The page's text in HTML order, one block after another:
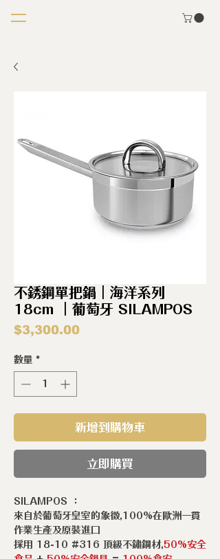
不銹鋼單把鍋｜海洋系列
18cm ｜葡萄牙 SILAMPOS
$3,300.00價
數量 *
新增到購物車
立即購買
SILAMPOS ：
來自於葡萄牙皇室的象徵,100%在歐洲一貫
作業生產及原裝進口
採用 18-10 #316 頂級不鏽鋼材,50%安全